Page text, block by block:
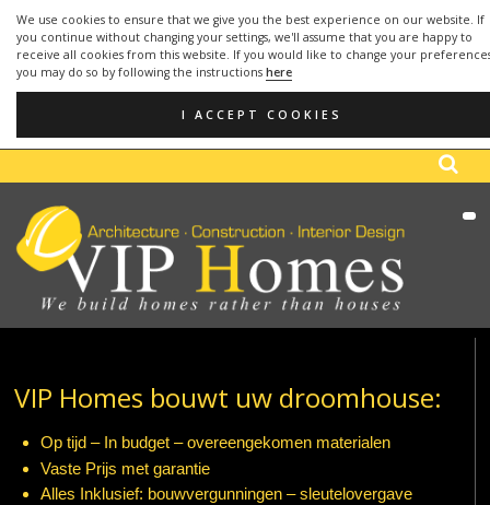
We use cookies to ensure that we give you the best experience on our website. If
you continue without changing your settings, we'll assume that you are happy to
receive all cookies from this website. If you would like to change your
you may do so by following the instructions here
I ACCEPT COOKIES
(+34) - MOBILE: (+34)
099
VIP Homes bouwt uw droomhouse:
Op tijd – In budget – overeengekomen materialen
Vaste Prijs met garantie
Alles Inklusief: bouwvergunningen – sleutelovergave